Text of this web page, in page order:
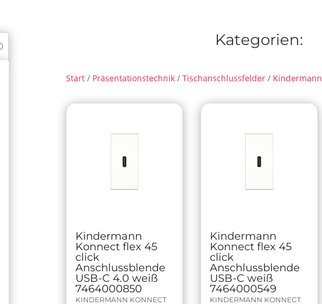
Kategorien:
Start/ Präsentationstechnik/ Tischanschlussfelder/ Kindermann
Kindermann
Konnect flex 45
click
Anschlussblende
USB-C 4.0 weiß
7464000850
KINDERMANN KONNECT
Kindermann
Konnect flex 45
click
Anschlussblende
USB-C weiß
7464000549
KINDERMANN KONNECT